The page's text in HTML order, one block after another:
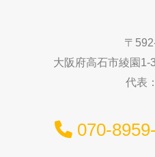
〒
大阪府高石市綾園1-
代表
070-